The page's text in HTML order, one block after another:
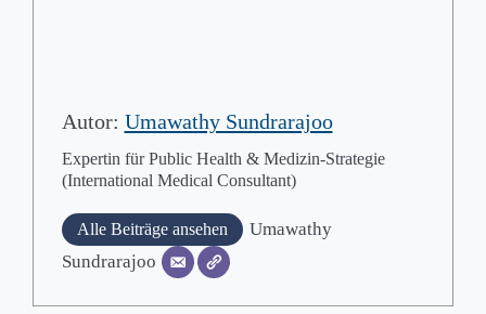
Autor: Umawathy Sundrarajoo
Expertin für Public Health & Medizin-Strategie
(International Medical Consultant)
Alle Beiträge ansehen
Umawathy
Sundrarajoo